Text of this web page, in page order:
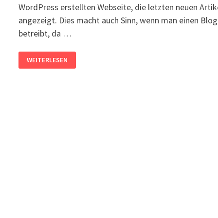
WordPress erstellten Webseite, die letzten neuen
angezeigt. Dies macht auch Sinn, wenn man einen Blog
betreibt, da …
WORDPRESS:
STARTSEITE
FESTLEGEN
WEITERLESEN